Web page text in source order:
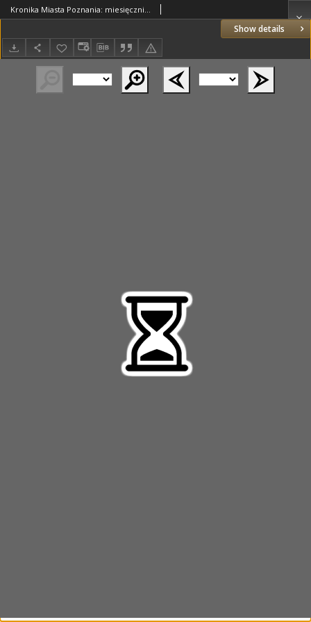
Show details
Kronika Miasta Poznania: miesięcznik poświęcony sprawom kulturalnym stoł. m. Poznania: organ Towarzystwa Miłośników Miasta Poznania 1924.03.31 R.2 Nr3